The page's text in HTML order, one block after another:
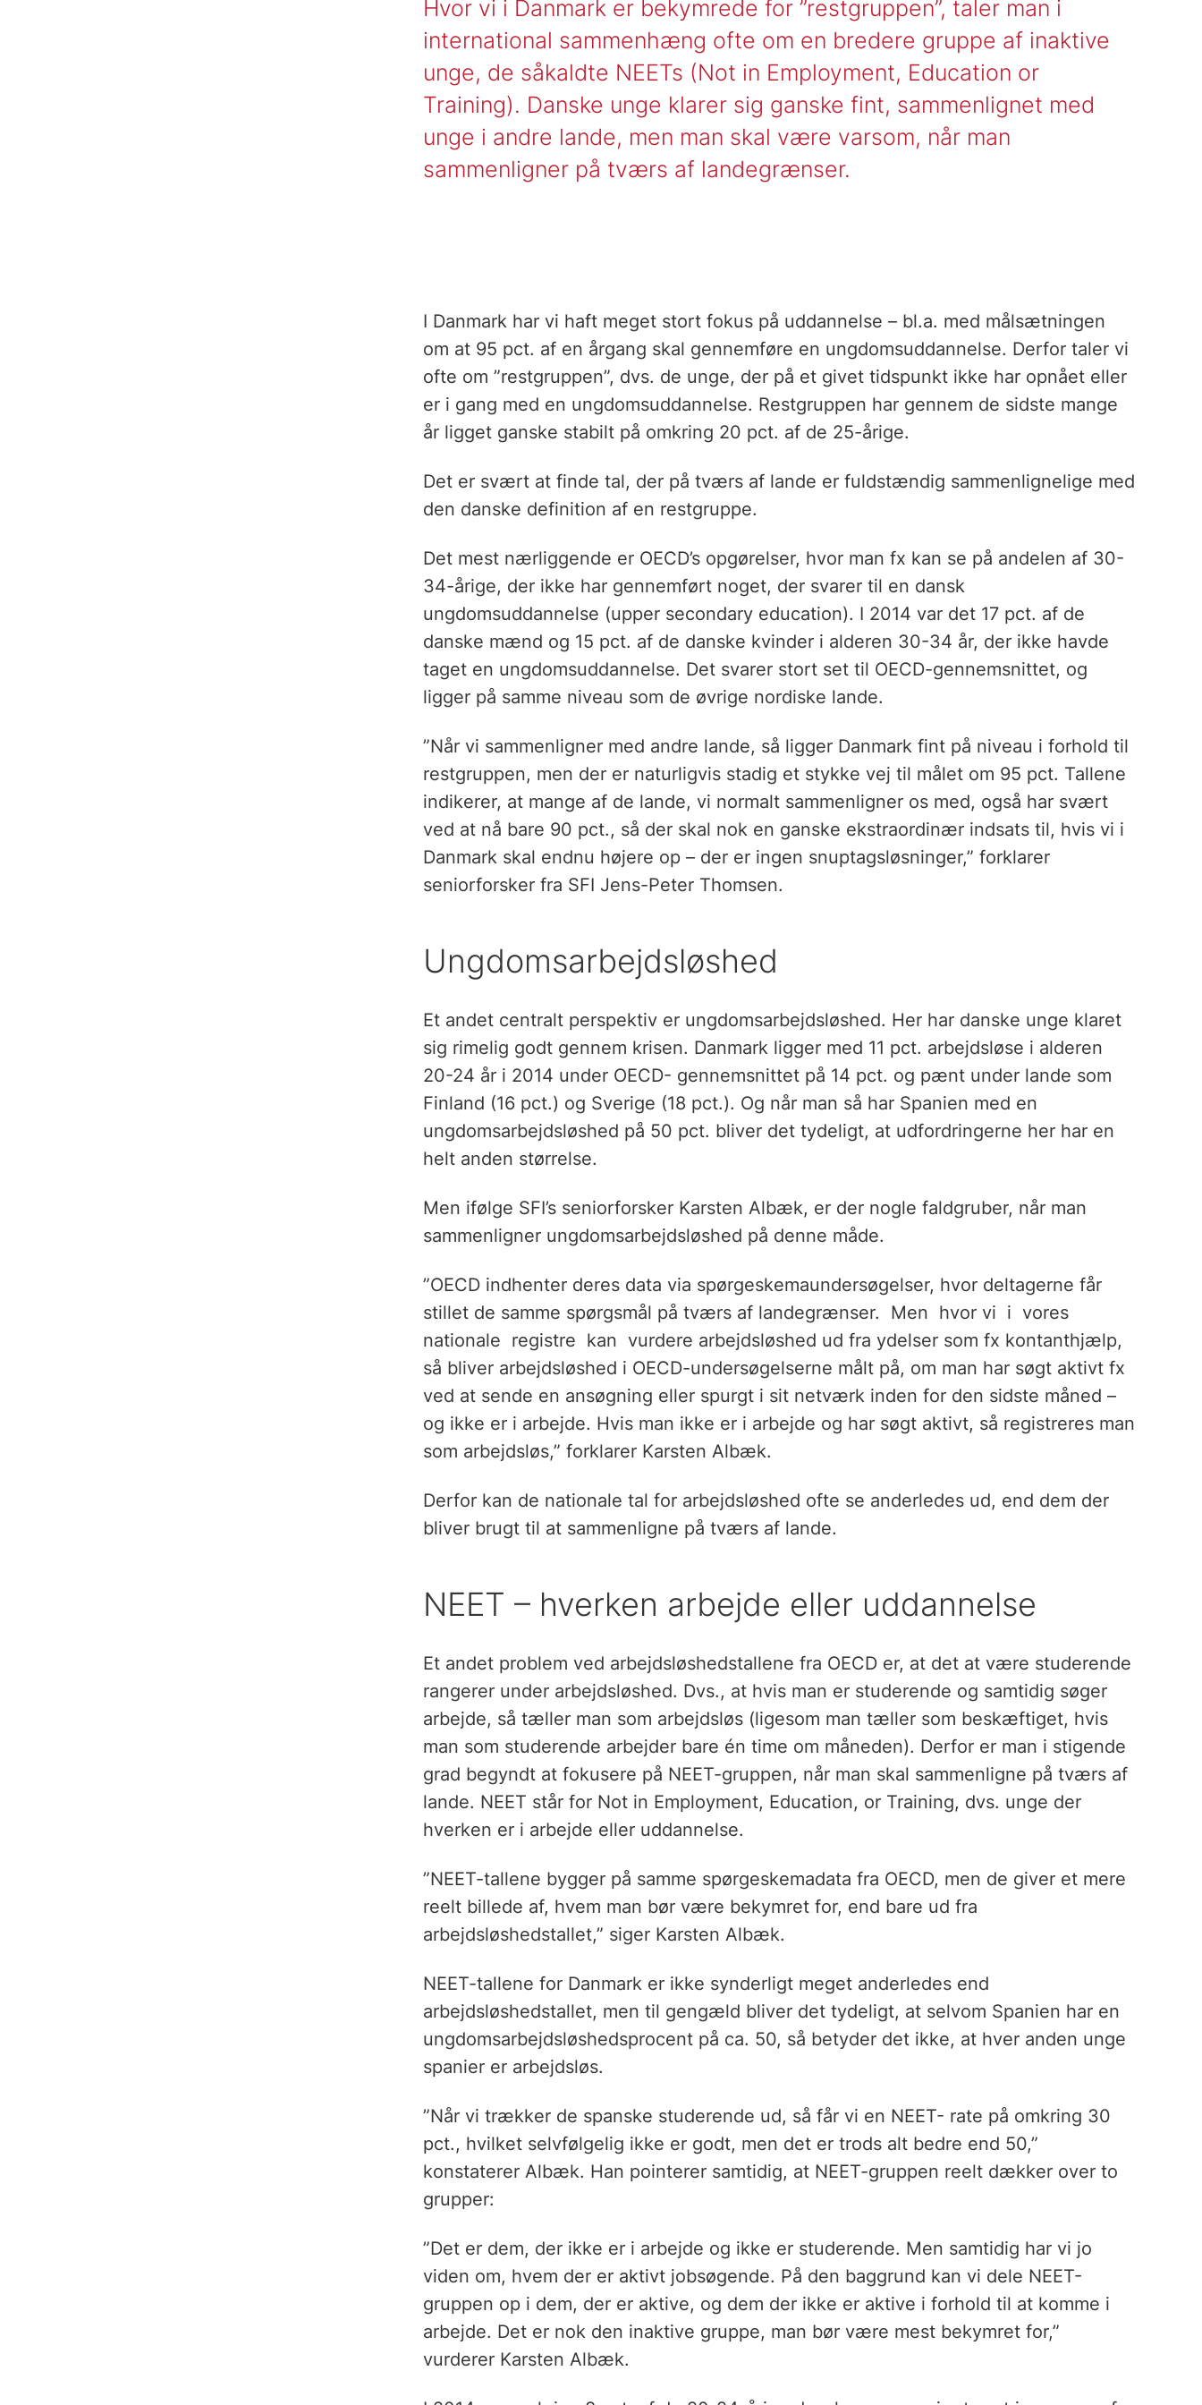
Hvor vi i Danmark er bekymrede for ”restgruppen”, taler man i
international sammenhæng ofte om en bredere gruppe af inaktive
unge, de såkaldte NEETs (Not in Employment, Education or
Training). Danske unge klarer sig ganske fint, sammenlignet med
unge i andre lande, men man skal være varsom, når man
sammenligner på tværs af landegrænser.
I Danmark har vi haft meget stort fokus på uddannelse – bl.a. med målsætningen
om at 95 pct. af en årgang skal gennemføre en ungdomsuddannelse. Derfor taler vi
ofte om ”restgruppen”, dvs. de unge, der på et givet tidspunkt ikke har opnået eller
er i gang med en ungdomsuddannelse. Restgruppen har gennem de sidste mange
år ligget ganske stabilt på omkring 20 pct. af de 25-årige.
Det er svært at finde tal, der på tværs af lande er fuldstændig sammenlignelige med
den danske definition af en restgruppe.
Det mest nærliggende er OECD’s opgørelser, hvor man fx kan se på andelen af 30-
34-årige, der ikke har gennemført noget, der svarer til en dansk
ungdomsuddannelse (upper secondary education). I 2014 var det 17 pct. af de
danske mænd og 15 pct. af de danske kvinder i alderen 30-34 år, der ikke havde
taget en ungdomsuddannelse. Det svarer stort set til OECD-gennemsnittet, og
ligger på samme niveau som de øvrige nordiske lande.
”Når vi sammenligner med andre lande, så ligger Danmark fint på niveau i forhold til
restgruppen, men der er naturligvis stadig et stykke vej til målet om 95 pct. Tallene
indikerer, at mange af de lande, vi normalt sammenligner os med, også har svært
ved at nå bare 90 pct., så der skal nok en ganske ekstraordinær indsats til, hvis vi i
Danmark skal endnu højere op – der er ingen snuptagsløsninger,” forklarer
seniorforsker fra SFI Jens-Peter Thomsen.
Ungdomsarbejdsløshed
Et andet centralt perspektiv er ungdomsarbejdsløshed. Her har danske unge klaret
sig rimelig godt gennem krisen. Danmark ligger med 11 pct. arbejdsløse i alderen
20-24 år i 2014 under OECD- gennemsnittet på 14 pct. og pænt under lande som
Finland (16 pct.) og Sverige (18 pct.). Og når man så har Spanien med en
ungdomsarbejdsløshed på 50 pct. bliver det tydeligt, at udfordringerne her har en
helt anden størrelse.
Men ifølge SFI’s seniorforsker Karsten Albæk, er der nogle faldgruber, når man
sammenligner ungdomsarbejdsløshed på denne måde.
”OECD indhenter deres data via spørgeskemaundersøgelser, hvor deltagerne får
stillet de samme spørgsmål på tværs af landegrænser. Men hvor vi i vores
nationale registre kan vurdere arbejdsløshed ud fra ydelser som fx kontanthjælp,
så bliver arbejdsløshed i OECD-undersøgelserne målt på, om man har søgt aktivt fx
ved at sende en ansøgning eller spurgt i sit netværk inden for den sidste måned –
og ikke er i arbejde. Hvis man ikke er i arbejde og har søgt aktivt, så registreres man
som arbejdsløs,” forklarer Karsten Albæk.
Derfor kan de nationale tal for arbejdsløshed ofte se anderledes ud, end dem der
bliver brugt til at sammenligne på tværs af lande.
NEET – hverken arbejde eller uddannelse
Et andet problem ved arbejdsløshedstallene fra OECD er, at det at være studerende
rangerer under arbejdsløshed. Dvs., at hvis man er studerende og samtidig søger
arbejde, så tæller man som arbejdsløs (ligesom man tæller som beskæftiget, hvis
man som studerende arbejder bare én time om måneden). Derfor er man i stigende
grad begyndt at fokusere på NEET-gruppen, når man skal sammenligne på tværs af
lande. NEET står for Not in Employment, Education, or Training, dvs. unge der
hverken er i arbejde eller uddannelse.
”NEET-tallene bygger på samme spørgeskemadata fra OECD, men de giver et mere
reelt billede af, hvem man bør være bekymret for, end bare ud fra
arbejdsløshedstallet,” siger Karsten Albæk.
NEET-tallene for Danmark er ikke synderligt meget anderledes end
arbejdsløshedstallet, men til gengæld bliver det tydeligt, at selvom Spanien har en
ungdomsarbejdsløshedsprocent på ca. 50, så betyder det ikke, at hver anden unge
spanier er arbejdsløs.
”Når vi trækker de spanske studerende ud, så får vi en NEET- rate på omkring 30
pct., hvilket selvfølgelig ikke er godt, men det er trods alt bedre end 50,”
konstaterer Albæk. Han pointerer samtidig, at NEET-gruppen reelt dækker over to
grupper:
”Det er dem, der ikke er i arbejde og ikke er studerende. Men samtidig har vi jo
viden om, hvem der er aktivt jobsøgende. På den baggrund kan vi dele NEET-
gruppen op i dem, der er aktive, og dem der ikke er aktive i forhold til at komme i
arbejde. Det er nok den inaktive gruppe, man bør være mest bekymret for,”
vurderer Karsten Albæk.